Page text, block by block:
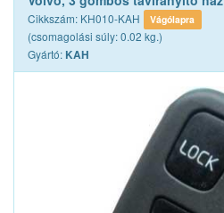
Cikkszám: KH010-KAH Vágólapra
(csomagolási súly: 0.02 kg.)
Gyártó: KAH